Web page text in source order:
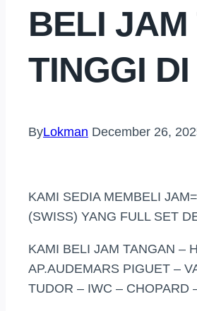
BELI JAM
TINGGI
ByLokman December 26,
KAMI SEDIA MEMBELI
(SWISS) YANG FULL SET
KAMI BELI JAM TANGAN –
AP.AUDEMARS PIGUET –
TUDOR – IWC – CHOPARD